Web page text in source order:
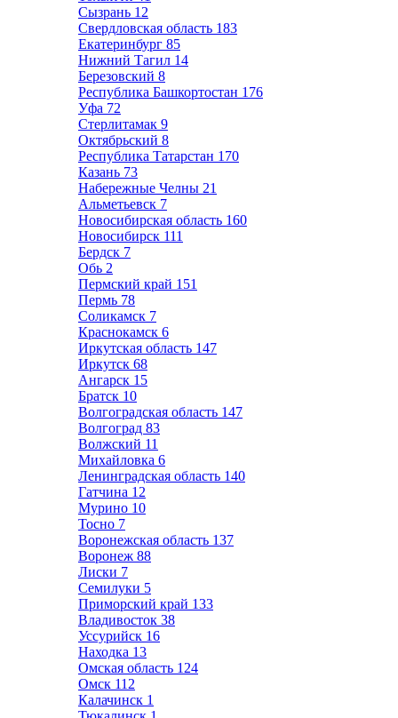
Сызрань 12
Свердловская область 183
Екатеринбург 85
Нижний Тагил 14
Березовский 8
Республика Башкортостан 176
Уфа 72
Стерлитамак 9
Октябрьский 8
Республика Татарстан 170
Казань 73
Набережные Челны 21
Альметьевск 7
Новосибирская область 160
Новосибирск 111
Бердск 7
Обь 2
Пермский край 151
Пермь 78
Соликамск 7
Краснокамск 6
Иркутская область 147
Иркутск 68
Ангарск 15
Братск 10
Волгоградская область 147
Волгоград 83
Волжский 11
Михайловка 6
Ленинградская область 140
Гатчина 12
Мурино 10
Тосно 7
Воронежская область 137
Воронеж 88
Лиски 7
Семилуки 5
Приморский край 133
Владивосток 38
Уссурийск 16
Находка 13
Омская область 124
Омск 112
Калачинск 1